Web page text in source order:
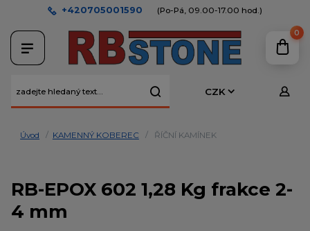
CZK
+420705001590 (Po-Pá, 09.00-17.00 hod.)
0
Úvod KAMENNÝ KOBEREC ŘÍČNÍ KAMÍNEK
RB-EPOX 602 1,28 Kg frakce 2-
4 mm